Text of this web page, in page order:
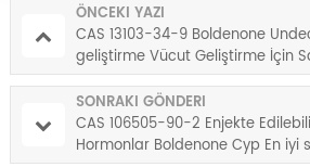
ÖNCEKI YAZI
CAS 13103-34-9 Boldenone
geliştirme Vücut Geliştirme İçin
SONRAKI GÖNDERI
CAS 106505-90-2 Enjekte
Hormonlar Boldenone Cyp En iyi